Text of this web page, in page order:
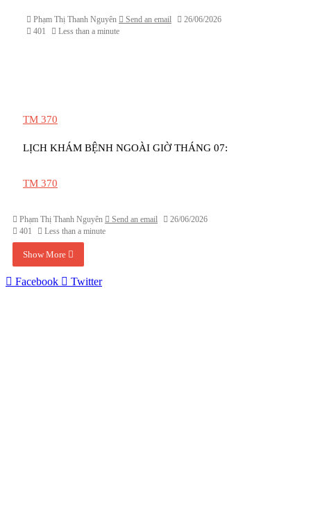
Phạm Thị Thanh Nguyên Send an email
26/06/2026
401
Less than a minute
TM 370
LỊCH KHÁM BỆNH NGOÀI GIỜ THÁNG 07:
TM 370
Phạm Thị Thanh Nguyên Send an email
26/06/2026
401
Less than a minute
Show More
Facebook Twitter